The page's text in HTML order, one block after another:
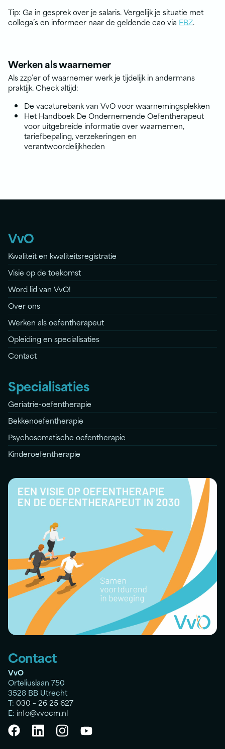
Tip: Ga in gesprek over je salaris. Vergelijk je situatie met
collega’s en informeer naar de geldende cao via FBZ.
Werken als waarnemer
Als zzp’er of waarnemer werk je tijdelijk in andermans
praktijk. Check altijd:
De vacaturebank van VvO voor waarnemingsplekken
Het Handboek De Ondernemende Oefentherapeut
voor uitgebreide informatie over waarnemen,
tariefbepaling, verzekeringen en
verantwoordelijkheden
VvO
Kwaliteit en kwaliteitsregistratie
Visie op de toekomst
Word lid van VvO!
Over ons
Werken als oefentherapeut
Opleiding en specialisaties
Contact
Specialisaties
Geriatrie-oefentherapie
Bekkenoefentherapie
Psychosomatische oefentherapie
Kinderoefentherapie
Contact
VvO
Orteliuslaan 750
3528 BB Utrecht
T: 030 – 26 25 627
E: info@vvocm.nl